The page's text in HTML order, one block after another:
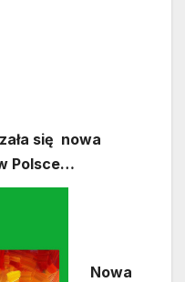
się nowa
Polsce…
Nowa